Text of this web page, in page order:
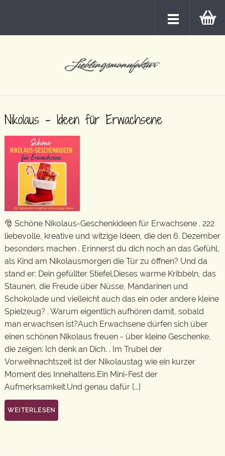
Nikolaus – Ideen für Erwachsene
🎅 Schöne Nikolaus-Geschenkideen für Erwachsene . 222
liebevolle, kreative und witzige Ideen, die den 6. Dezember
besonders machen . Erinnerst du dich noch an das Gefühl,
als Kind am Nikolausmorgen die Tür zu öffnen? Und da
stand er: Dein gefüllter Stiefel.Dieses warme Kribbeln, das
Staunen, die Freude über Nüsse, Mandarinen und
Schokolade und vielleicht auch das ein oder andere kleine
Spielzeug? . Warum eigentlich aufhören damit, sobald
man erwachsen ist?Auch Erwachsene dürfen sich über
einen schönen Nikolaus freuen - über kleine Geschenke,
die zeigen: Ich denk an Dich. . Im Trubel der
Vorweihnachtszeit ist der Nikolaustag wie ein kurzer
Moment des Innehaltens.Ein Mini-Fest der
Aufmerksamkeit.Und genau dafür [...]
WEITERLESEN